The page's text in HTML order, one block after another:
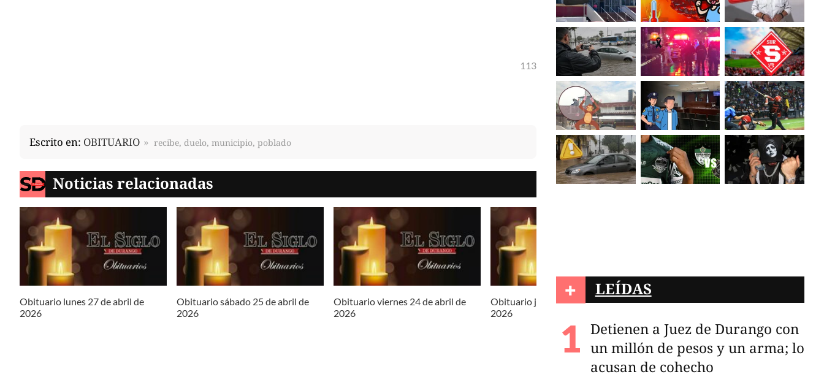
113
Escrito en: OBITUARIO recibe, duelo, municipio, poblado
Noticias relacionadas
Obituario lunes 27 de abril de
2026
Obituario sábado 25 de abril de
2026
Obituario viernes 24 de abril de
2026
Obituario jueves 23 de abril de
2026
+ LEÍDAS
Detienen a Juez de Durango con
un millón de pesos y un arma; lo
acusan de cohecho